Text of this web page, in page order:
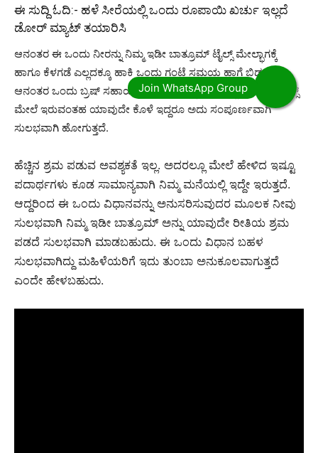
ಈ ಸುದ್ದಿ ಓದಿ:- ಹಳೆ ಸೀರೆಯಲ್ಲಿ ಒಂದು ರೂಪಾಯಿ ಖರ್ಚು ಇಲ್ಲದೆ
ಡೋರ್ ಮ್ಯಾಟ್ ತಯಾರಿಸಿ
ಆನಂತರ ಈ ಒಂದು ನೀರನ್ನು ನಿಮ್ಮ ಇಡೀ ಬಾತ್ರೂಮ್ ಟೈಲ್ಸ್ ಮೇಲ್ಭಾಗಕ್ಕೆ
ಹಾಗೂ ಕೆಳಗಡೆ ಎಲ್ಲದಕ್ಕೂ ಹಾಕಿ ಒಂದು ಗಂಟೆ ಸಮಯ ಹಾಗೆ ಬಿಡಬೇಕು.
ಆನಂತರ ಒಂದು ಬ್ರಷ್ ಸಹಾಯದಿಂದ ಎಲ್ಲವನ್ನು ಸಹ ಉಜ್ಜಿದರೆ ಸಾಕು ಟೈಲ್ಸ್
ಮೇಲೆ ಇರುವಂತಹ ಯಾವುದೇ ಕೊಳೆ ಇದ್ದರೂ ಅದು ಸಂಪೂರ್ಣವಾಗಿ
ಸುಲಭವಾಗಿ ಹೋಗುತ್ತದೆ.
ಹೆಚ್ಚಿನ ಶ್ರಮ ಪಡುವ ಅವಶ್ಯಕತೆ ಇಲ್ಲ. ಅದರಲ್ಲೂ ಮೇಲೆ ಹೇಳಿದ ಇಷ್ಟೂ
ಪದಾರ್ಥಗಳು ಕೂಡ ಸಾಮಾನ್ಯವಾಗಿ ನಿಮ್ಮ ಮನೆಯಲ್ಲಿ ಇದ್ದೇ ಇರುತ್ತದೆ.
ಆದ್ದರಿಂದ ಈ ಒಂದು ವಿಧಾನವನ್ನು ಅನುಸರಿಸುವುದರ ಮೂಲಕ ನೀವು
ಸುಲಭವಾಗಿ ನಿಮ್ಮ ಇಡೀ ಬಾತ್ರೂಮ್ ಅನ್ನು ಯಾವುದೇ ರೀತಿಯ ಶ್ರಮ
ಪಡದೆ ಸುಲಭವಾಗಿ ಮಾಡಬಹುದು. ಈ ಒಂದು ವಿಧಾನ ಬಹಳ
ಸುಲಭವಾಗಿದ್ದು ಮಹಿಳೆಯರಿಗೆ ಇದು ತುಂಬಾ ಅನುಕೂಲವಾಗುತ್ತದೆ
ಎಂದೇ ಹೇಳಬಹುದು.